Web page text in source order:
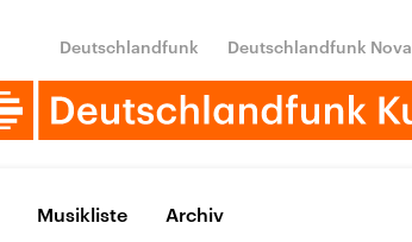
Deutschlandfunk Deutschlandfunk Nova
Musikliste Archiv